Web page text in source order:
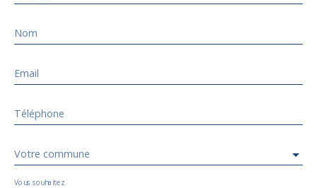
Nom
Email
Téléphone
Votre commune
Vous souhaitez